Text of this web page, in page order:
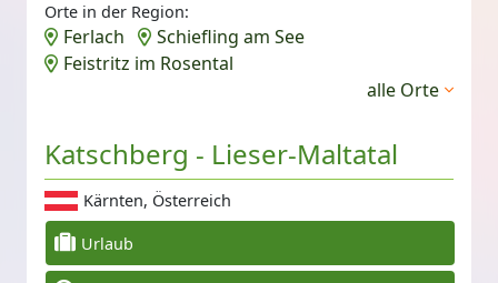
Orte in der Region:
Ferlach
Schiefling am See
Feistritz im Rosental
alle Orte
Katschberg - Lieser-Maltatal
Kärnten, Österreich
Urlaub